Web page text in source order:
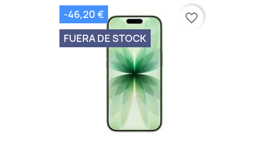
-46,20 €
FUERA DE STOCK
favorite_border